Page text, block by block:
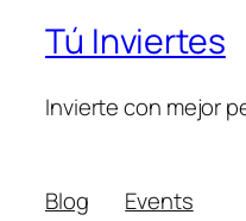
Tú Inviertes
Invierte con mejor
Blog
Events